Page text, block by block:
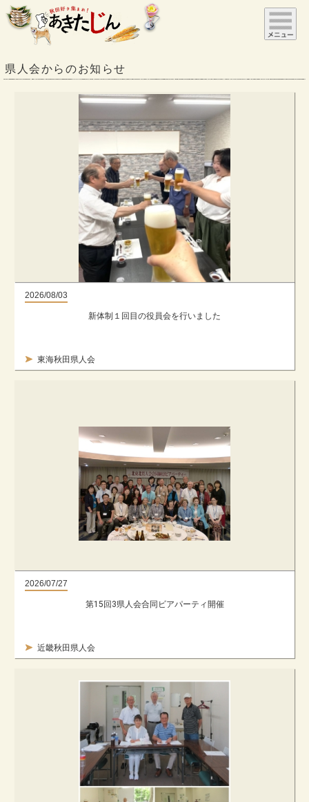
県人会からのお知らせ
2026/08/03
東海秋田県人会
新体制１回目の役員会を行いました
2026/07/27
近畿秋田県人会
第15回3県人会合同ビアパーティ開催